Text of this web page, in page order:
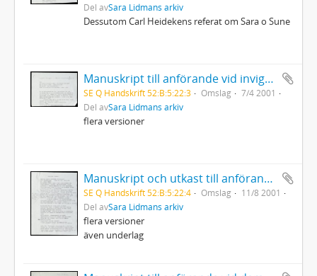
Del avSara Lidmans arkiv
Dessutom Carl Heidekens referat om Sara o Sune
Manuskript till anförande vid invigningen av biblioteket Renfors/Vindeln
SE Q Handskrift 52:B:5:22:3 Omslag
7/4 2001
Del avSara Lidmans arkiv
flera versioner
Manuskript och utkast till anförande om Hjördis Schymberg i Alnö kyrka
SE Q Handskrift 52:B:5:22:4 Omslag
11/8 2001
Del avSara Lidmans arkiv
flera versioner
även underlag